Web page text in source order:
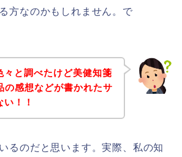
方なのかもしれません。で
々と調べたけど美健知箋
感想などが書かれたサ
！！
るのだと思います。実際、私の知